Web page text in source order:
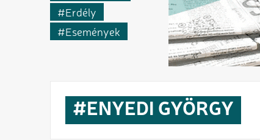
Erdély
Események
ENYEDI GYÖRGY